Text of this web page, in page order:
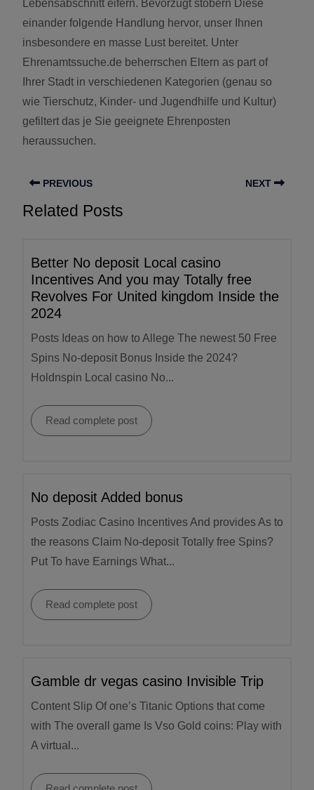
Lebensabschnitt eifern. Bevorzugt stöbern Diese
einander folgende Handlung hervor, unser Ihnen
insbesondere en masse Lust bereitet. Unter
Ehrenamtssuche.de beherrschen Eltern as part of
Ihrer Stadt in verschiedenen Kategorien (genau so
wie Tierschutz, Kinder- und Jugendhilfe und Kultur)
gefiltert das je Sie geeignete Ehrenposten
heraussuchen.
PREVIOUS NEXT
Related Posts
Better No deposit Local casino
Incentives And you may Totally free
Revolves For United kingdom Inside the
2024
Posts Ideas on how to Allege The newest 50 Free
Spins No-deposit Bonus Inside the 2024?
Holdnspin Local casino No...
Read complete post
No deposit Added bonus
Posts Zodiac Casino Incentives And provides As to
the reasons Claim No-deposit Totally free Spins?
Put To have Earnings What...
Read complete post
Gamble dr vegas casino Invisible Trip
Content Slip Of one’s Titanic Options that come
with The overall game Is Vso Gold coins: Play with
A virtual...